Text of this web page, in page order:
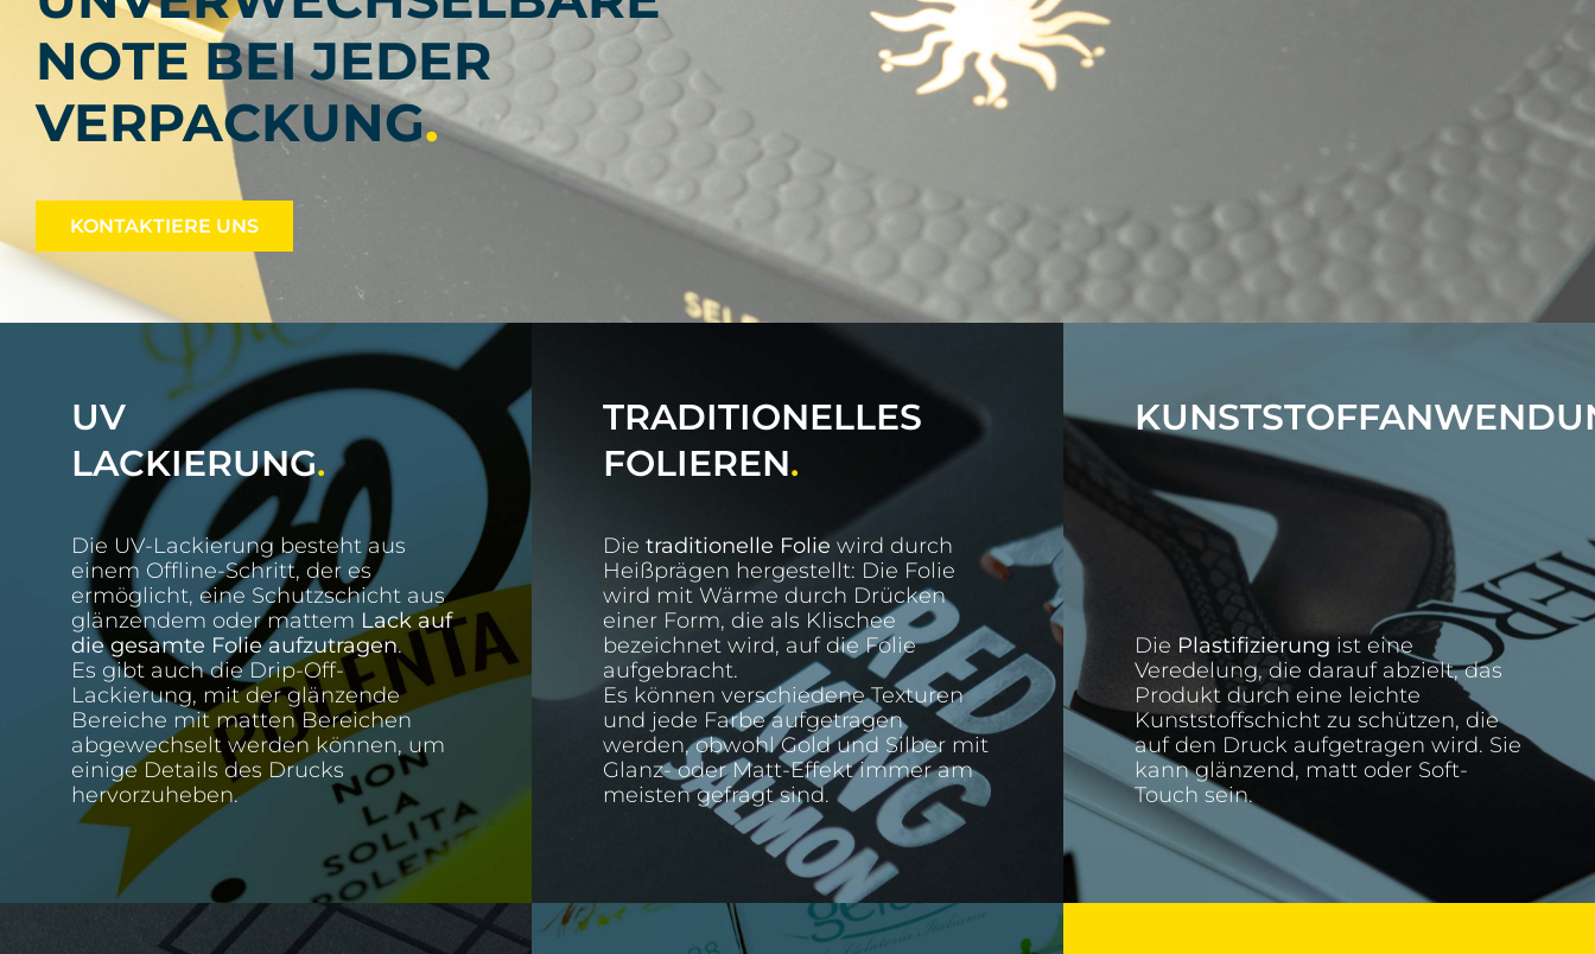
NOTE BEI JEDER
VERPACKUNG.
KONTAKTIERE UNS
UV
LACKIERUNG.
Die UV-Lackierung besteht aus
einem Offline-Schritt, der es
ermöglicht, eine Schutzschicht aus
glänzendem oder mattem Lack auf
die gesamte Folie aufzutragen.
Es gibt auch die Drip-Off-
Lackierung, mit der glänzende
Bereiche mit matten Bereichen
abgewechselt werden können, um
einige Details des Drucks
hervorzuheben.
TRADITIONELLES
FOLIEREN.
Die traditionelle Folie wird durch
Heißprägen hergestellt: Die Folie
wird mit Wärme durch Drücken
einer Form, die als Klischee
bezeichnet wird, auf die Folie
aufgebracht.
Es können verschiedene Texturen
und jede Farbe aufgetragen
werden, obwohl Gold und Silber mit
Glanz- oder Matt-Effekt immer am
meisten gefragt sind.
Die Plastifizierung ist eine
Veredelung, die darauf abzielt, das
Produkt durch eine leichte
Kunststoffschicht zu schützen, die
auf den Druck aufgetragen wird. Sie
kann glänzend, matt oder Soft-
Touch sein.